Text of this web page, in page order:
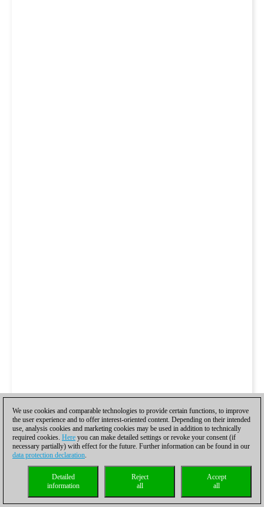
We use cookies and comparable technologies to provide certain functions, to improve
the user experience and to offer interest-oriented content. Depending on their intended
use, analysis cookies and marketing cookies may be used in addition to technically
required cookies. Here you can make detailed settings or revoke your consent (if
necessary partially) with effect for the future. Further information can be found in our
data protection declaration.
Accept
all
Reject
all
Detailed
information